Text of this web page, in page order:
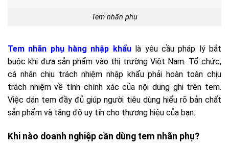
Tem nhãn phụ
Tem nhãn phụ hàng nhập khẩulà yêu cầu pháp lý bắt
buộc khi đưa sản phẩm vào thị trường Việt Nam. Tổ chức,
cá nhân chịu trách nhiệm nhập khẩu phải hoàn toàn chịu
trách nhiệm về tính chính xác của nội dung ghi trên tem.
Việc dán tem đầy đủ giúp người tiêu dùng hiểu rõ bản chất
sản phẩm và tăng độ uy tín cho thương hiệu của bạn.
Khi nào doanh nghiệp cần dùng tem nhãn phụ?